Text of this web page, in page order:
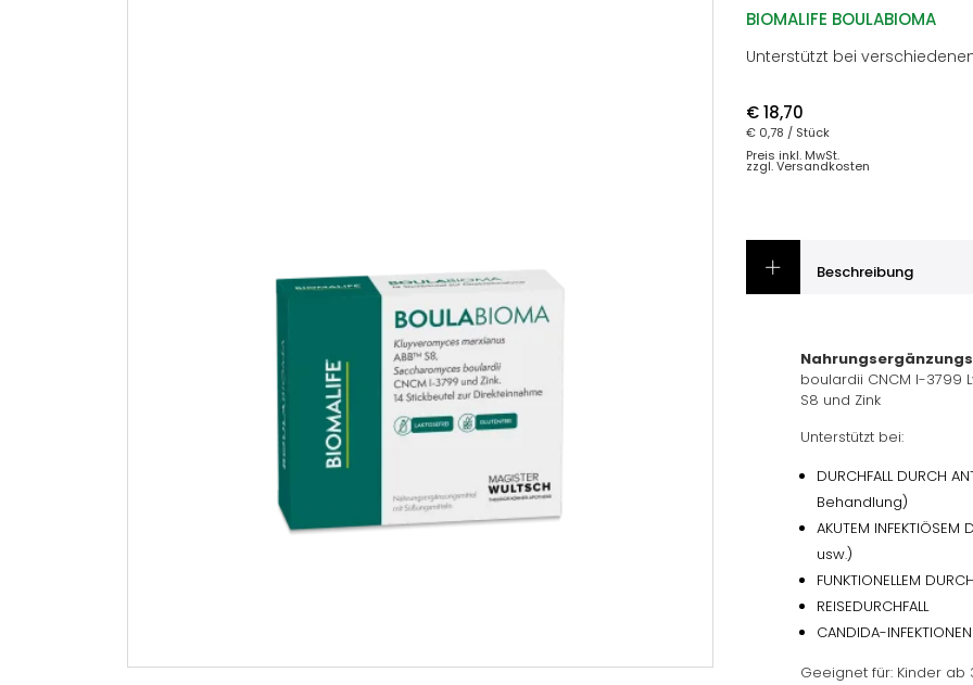
BIOMALIFE BOULABIOMA
Unterstützt bei
€ 18,70
€ 0,78 / Stück
Preis inkl. MwSt.
zzgl. Versandkosten
Beschreibung
boulardii CNCM I-3799
S8 und Zink
Unterstützt bei:
DURCHFALL DURCH
Behandlung)
AKUTEM
usw.)
FUNKTIONELLEM
REISEDURCHFALL
CANDIDA-INFEKTIONEN
Geeignet für: Kinder